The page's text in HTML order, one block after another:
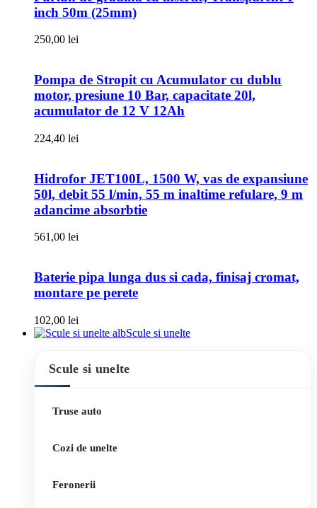
inch 50m (25mm)
250,00 lei
Pompa de Stropit cu Acumulator cu dublu
motor, presiune 10 Bar, capacitate 20l,
acumulator de 12 V 12Ah
224,40 lei
Hidrofor JET100L, 1500 W, vas de expansiune
50l, debit 55 l/min, 55 m inaltime refulare, 9 m
adancime absorbtie
561,00 lei
Baterie pipa lunga dus si cada, finisaj cromat,
montare pe perete
102,00 lei
Scule si unelte
Scule si unelte
Truse auto
Cozi de unelte
Feronerii